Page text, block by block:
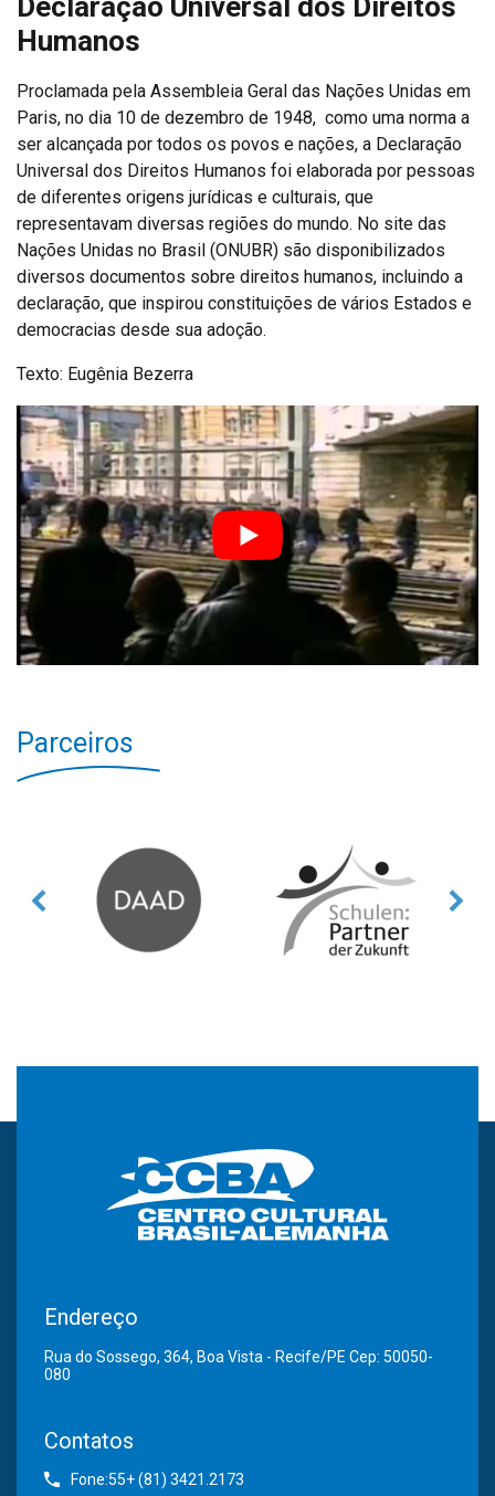
Declaração Universal dos Direitos
Humanos
Proclamada pela Assembleia Geral das Nações Unidas em
Paris, no dia 10 de dezembro de 1948, como uma norma a
ser alcançada por todos os povos e nações, a Declaração
Universal dos Direitos Humanos foi elaborada por pessoas
de diferentes origens jurídicas e culturais, que
representavam diversas regiões do mundo. No site das
Nações Unidas no Brasil (ONUBR) são disponibilizados
diversos documentos sobre direitos humanos, incluindo a
declaração, que inspirou constituições de vários Estados e
democracias desde sua adoção.
Texto: Eugênia Bezerra
Parceiros
Endereço
Rua do Sossego, 364, Boa Vista - Recife/PE Cep: 50050-
080
Contatos
Fone:55+ (81) 3421.2173